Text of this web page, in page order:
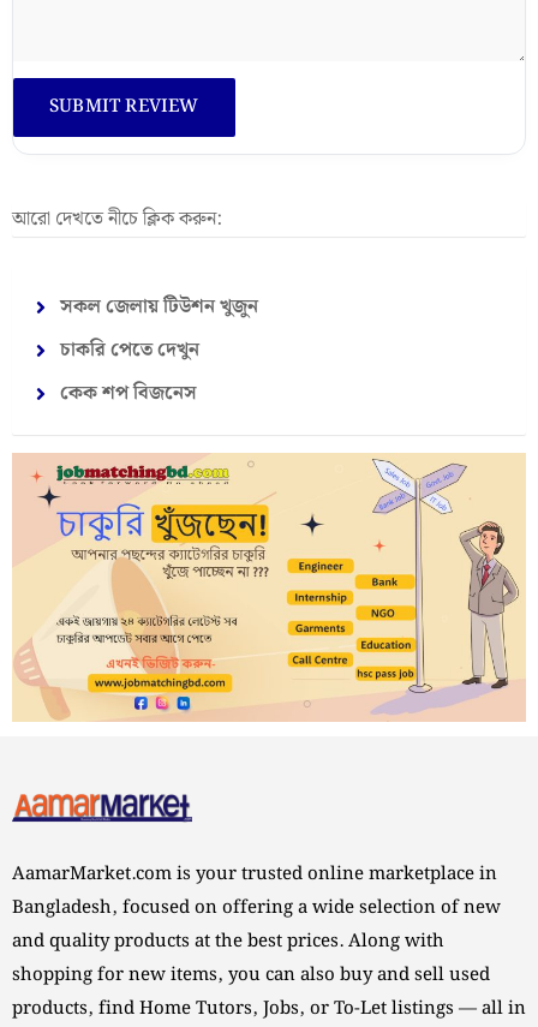
আরো দেখতে নীচে ক্লিক করুন:
সকল জেলায় টিউশন খুজুন
চাকরি পেতে দেখুন
কেক শপ বিজনেস
AamarMarket.com is your trusted online marketplace in
Bangladesh, focused on offering a wide selection of new
and quality products at the best prices. Along with
shopping for new items, you can also buy and sell used
products, find Home Tutors, Jobs, or To-Let listings — all in